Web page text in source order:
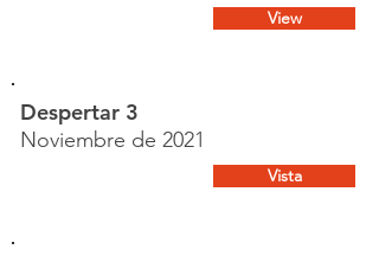
View
Despertar 3
Noviembre de 2021
Vista